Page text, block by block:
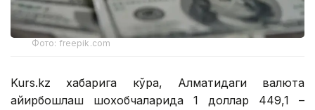
Фото: freepik.com
Kurs.kz хабарига кўра, Алматидаги валюта
айирбошлаш шохобчаларида 1 доллар 449,1 –